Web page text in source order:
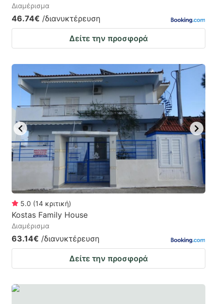
Διαμέρισμα
46.74€ /διανυκτέρευση
Δείτε την προσφορά
5.0 (14 κριτική)
Kostas Family House
Διαμέρισμα
63.14€ /διανυκτέρευση
Δείτε την προσφορά